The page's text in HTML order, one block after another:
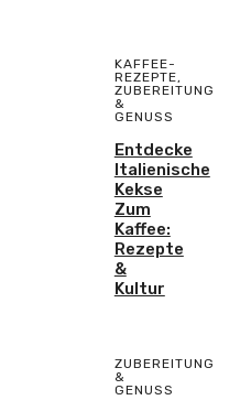
KAFFEE-
REZEPTE,
ZUBEREITUNG
&
GENUSS
Entdecke
Italienische
Kekse
Zum
Kaffee:
Rezepte
&
Kultur
ZUBEREITUNG
&
GENUSS